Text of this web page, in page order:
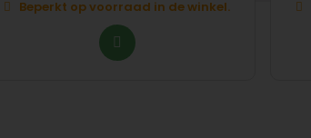
Beperkt op voorraad in de winkel.